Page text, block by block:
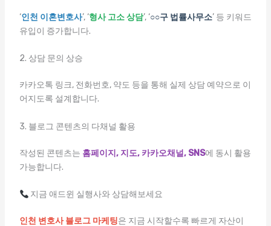
‘인천 이혼변호사’, ‘형사 고소 상담’, ‘○○구 법률사무소’ 등 키워드
유입이 증가합니다.
2. 상담 문의 상승
카카오톡 링크, 전화번호, 약도 등을 통해 실제 상담 예약으로 이
어지도록 설계합니다.
3. 블로그 콘텐츠의 다채널 활용
작성된 콘텐츠는 홈페이지, 지도, 카카오채널, SNS에 동시 활용
가능합니다.
지금 애드윈 실행사와 상담해보세요
인천 변호사 블로그 마케팅은 지금 시작할수록 빠르게 자산이